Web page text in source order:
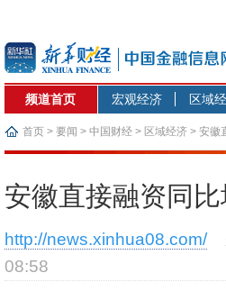
频道首页 宏观经济 区域
首页 > 要闻 > 中国财经 > 区域经济 > 安徽
安徽直接融资同比
http://news.xinhua08.com/
08:58